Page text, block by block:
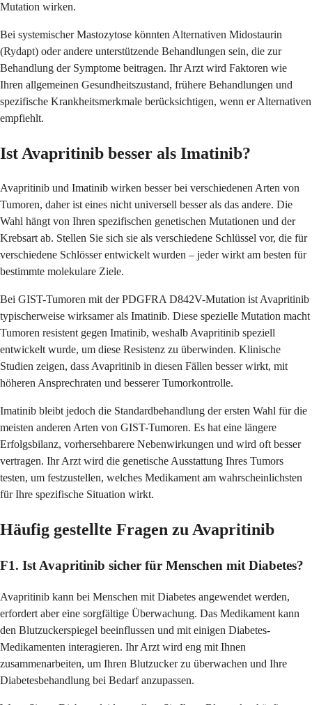
Mutation wirken.
Bei systemischer Mastozytose könnten Alternativen Midostaurin
(Rydapt) oder andere unterstützende Behandlungen sein, die zur
Behandlung der Symptome beitragen. Ihr Arzt wird Faktoren wie
Ihren allgemeinen Gesundheitszustand, frühere Behandlungen und
spezifische Krankheitsmerkmale berücksichtigen, wenn er Alternativen
empfiehlt.
Ist Avapritinib besser als Imatinib?
Avapritinib und Imatinib wirken besser bei verschiedenen Arten von
Tumoren, daher ist eines nicht universell besser als das andere. Die
Wahl hängt von Ihren spezifischen genetischen Mutationen und der
Krebsart ab. Stellen Sie sich sie als verschiedene Schlüssel vor, die für
verschiedene Schlösser entwickelt wurden – jeder wirkt am besten für
bestimmte molekulare Ziele.
Bei GIST-Tumoren mit der PDGFRA D842V-Mutation ist Avapritinib
typischerweise wirksamer als Imatinib. Diese spezielle Mutation macht
Tumoren resistent gegen Imatinib, weshalb Avapritinib speziell
entwickelt wurde, um diese Resistenz zu überwinden. Klinische
Studien zeigen, dass Avapritinib in diesen Fällen besser wirkt, mit
höheren Ansprechraten und besserer Tumorkontrolle.
Imatinib bleibt jedoch die Standardbehandlung der ersten Wahl für die
meisten anderen Arten von GIST-Tumoren. Es hat eine längere
Erfolgsbilanz, vorhersehbarere Nebenwirkungen und wird oft besser
vertragen. Ihr Arzt wird die genetische Ausstattung Ihres Tumors
testen, um festzustellen, welches Medikament am wahrscheinlichsten
für Ihre spezifische Situation wirkt.
Häufig gestellte Fragen zu Avapritinib
F1. Ist Avapritinib sicher für Menschen mit Diabetes?
Avapritinib kann bei Menschen mit Diabetes angewendet werden,
erfordert aber eine sorgfältige Überwachung. Das Medikament kann
den Blutzuckerspiegel beeinflussen und mit einigen Diabetes-
Medikamenten interagieren. Ihr Arzt wird eng mit Ihnen
zusammenarbeiten, um Ihren Blutzucker zu überwachen und Ihre
Diabetesbehandlung bei Bedarf anzupassen.